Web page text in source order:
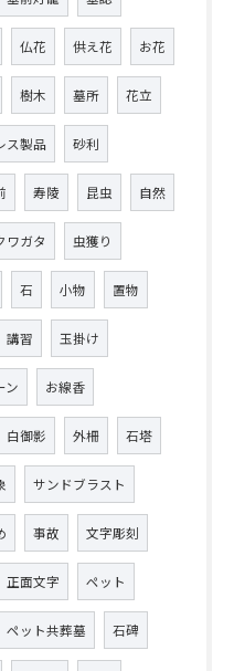
仏花 供え花 お花
樹木 墓所 花立
ス製品 砂利
寿陵 昆虫 自然
ワガタ 虫獲り
石 小物 置物
講習 玉掛け
ン お線香
白御影 外柵 石塔
サンドブラスト
事故 文字彫刻
正面文字 ペット
ペット共葬墓 石碑